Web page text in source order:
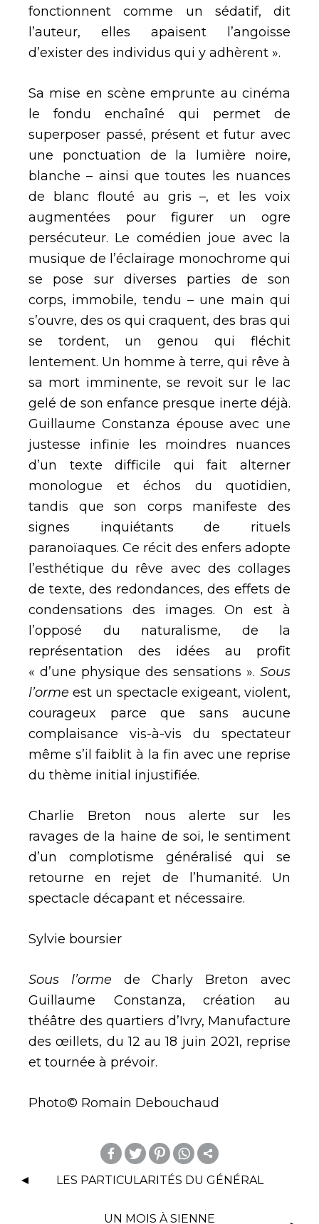
fonctionnent comme un sédatif, dit
l’auteur, elles apaisent l’angoisse
d’exister des individus qui y adhèrent ».
Sa mise en scène emprunte au cinéma
le fondu enchaîné qui permet de
superposer passé, présent et futur avec
une ponctuation de la lumière noire,
blanche – ainsi que toutes les nuances
de blanc flouté au gris –, et les voix
augmentées pour figurer un ogre
persécuteur. Le comédien joue avec la
musique de l’éclairage monochrome qui
se pose sur diverses parties de son
corps, immobile, tendu – une main qui
s’ouvre, des os qui craquent, des bras qui
se tordent, un genou qui fléchit
lentement. Un homme à terre, qui rêve à
sa mort imminente, se revoit sur le lac
gelé de son enfance presque inerte déjà.
Guillaume Constanza épouse avec une
justesse infinie les moindres nuances
d’un texte difficile qui fait alterner
monologue et échos du quotidien,
tandis que son corps manifeste des
signes inquiétants de rituels
paranoïaques. Ce récit des enfers adopte
l’esthétique du rêve avec des collages
de texte, des redondances, des effets de
condensations des images. On est à
l’opposé du naturalisme, de la
représentation des idées au profit
« d’une physique des sensations ». Sous
l’orme est un spectacle exigeant, violent,
courageux parce que sans aucune
complaisance vis-à-vis du spectateur
même s’il faiblit à la fin avec une reprise
du thème initial injustifiée.
Charlie Breton nous alerte sur les
ravages de la haine de soi, le sentiment
d’un complotisme généralisé qui se
retourne en rejet de l’humanité. Un
spectacle décapant et nécessaire.
Sylvie boursier
Sous l’orme de Charly Breton avec
Guillaume Constanza, création au
théâtre des quartiers d’Ivry, Manufacture
des œillets, du 12 au 18 juin 2021, reprise
et tournée à prévoir.
Photo© Romain Debouchaud
m
LES PARTICULARITÉS DU GÉNÉRAL
UN MOIS À SIENNE